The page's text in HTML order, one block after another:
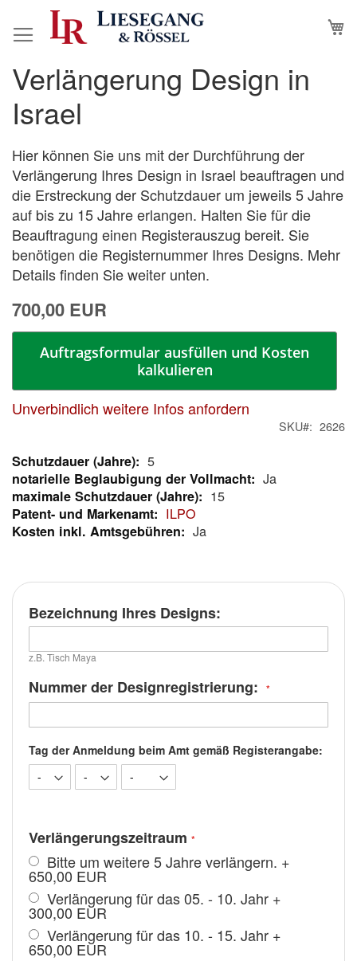
zum
Verlängerung Design in
Israel
Hier können Sie uns mit der Durchführung der
Verlängerung Ihres Design in Israel beauftragen und
die Erstreckung der Schutzdauer um jeweils 5 Jahre
auf bis zu 15 Jahre erlangen. Halten Sie für die
Beauftragung einen Registerauszug bereit. Sie
benötigen die Registernummer Ihres Designs. Mehr
Details finden Sie weiter unten.
700,00 EUR
Auftragsformular ausfüllen und Kosten
kalkulieren
Unverbindlich weitere Infos anfordern
SKU 2626
Mehr
Informationen
5
Ja
15
ILPO
Ja
Zum
Ende
der
Bildergalerie
springen
Zum
Anfang
der
Bildergalerie
springen
Bezeichnung Ihres Designs:
z.B. Tisch Maya
Nummer der Designregistrierung:
Tag der Anmeldung beim Amt gemäß Registerangabe:
Verlängerungszeitraum
Bitte um weitere 5 Jahre verlängern. +
650,00 EUR
Verlängerung für das 05. - 10. Jahr +
300,00 EUR
Verlängerung für das 10. - 15. Jahr +
650,00 EUR